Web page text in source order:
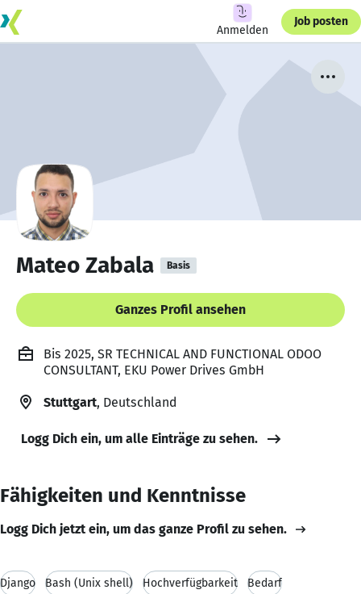
Anmelden
Job posten
Mateo Zabala Basis
Ganzes Profil ansehen
Bis 2025, SR TECHNICAL AND FUNCTIONAL ODOO
CONSULTANT, EKU Power Drives GmbH
Stuttgart, Deutschland
Logg Dich ein, um alle Einträge zu sehen.
Fähigkeiten und Kenntnisse
Logg Dich jetzt ein, um das ganze Profil zu sehen.
Django Bash (Unix shell) Hochverfügbarkeit Bedarf